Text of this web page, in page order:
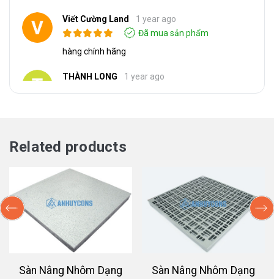
Viết Cường Land
1 year ago
Đã mua sản phẩm
hàng chính hãng
THÀNH LONG
1 year ago
Khả năng chịu tải tốt và đặc tính chống tĩnh điện
tuyệt vời
Hiền Hồ
1 year ago
Đã mua sản phẩm
Related products
Sàn Nâng Nhôm Dạng
Sàn Nâng Nhôm Dạng